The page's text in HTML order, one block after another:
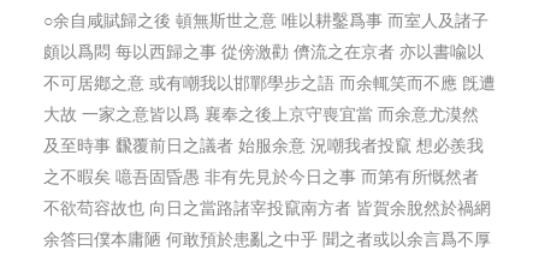
○余自咸賦歸之後 頓無斯世之意 唯以耕鑿爲事 而室人及諸子
頗以爲悶 每以西歸之事 從傍激勸 儕流之在京者 亦以書喩以
不可居鄕之意 或有嘲我以邯鄲學步之語 而余輒笑而不應 旣遭
大故 一家之意皆以爲 襄奉之後上京守喪宜當 而余意尤漠然
及至時事 飜覆前日之議者 始服余意 況嘲我者投竄 想必羨我
之不暇矣 噫吾固昏愚 非有先見於今日之事 而第有所慨然者
不欲苟容故也 向日之當路諸宰投竄南方者 皆賀余脫然於禍網
余答曰僕本庸陋 何敢預於患亂之中乎 聞之者或以余言爲不厚